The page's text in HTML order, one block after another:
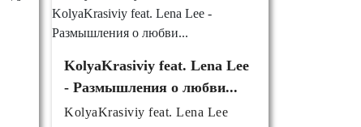
KolyaKrasiviy feat. Lena Lee
- Размышления о любви...
KolyaKrasiviy feat. Lena Lee